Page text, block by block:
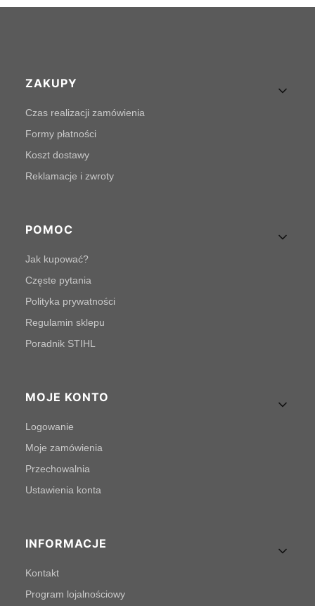
Linki w stopce
ZAKUPY
Czas realizacji zamówienia
Formy płatności
Koszt dostawy
Reklamacje i zwroty
POMOC
Jak kupować?
Częste pytania
Polityka prywatności
Regulamin sklepu
Poradnik STIHL
MOJE KONTO
Logowanie
Moje zamówienia
Przechowalnia
Ustawienia konta
INFORMACJE
Kontakt
Program lojalnościowy